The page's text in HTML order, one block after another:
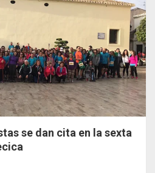
se dan cita en la sexta